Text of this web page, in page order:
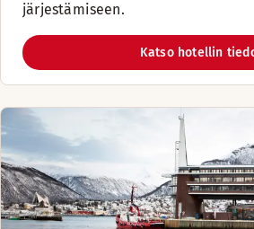
järjestämiseen.
Katso hotellin